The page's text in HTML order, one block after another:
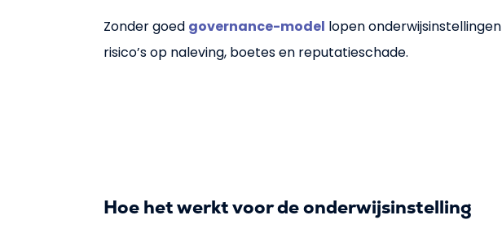
Zonder goed governance-model lopen onderwijsinstellingen
risico’s op naleving, boetes en reputatieschade.
Hoe het werkt voor de onderwijsinstelling